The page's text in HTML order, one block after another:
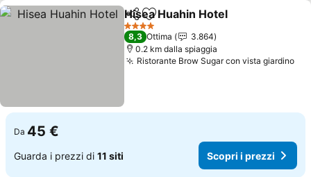
CondividiAggiungi ai preferiti
Hisea Huahin Hotel
4 Stelle
8,3 Ottima
3.864
0.2 km dalla spiaggia
Ristorante Brow Sugar con vista giardino
Da 45 €
Guarda i prezzi di 11 siti Scopri i prezzi